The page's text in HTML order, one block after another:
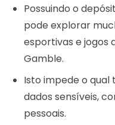
Possuindo o
pode explorar
esportivas e jogos
Gamble.
Isto impede o
dados sensíveis,
pessoais.